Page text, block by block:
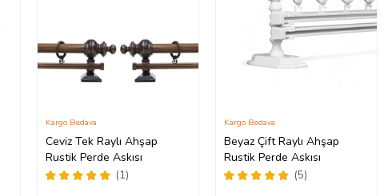
Ceviz Tek Raylı Ahşap
Rustik Perde Askısı
(1)
Kargo Bedava
Beyaz Çift Raylı Ahşap
Rustik Perde Askısı
(5)
Kargo Bedava